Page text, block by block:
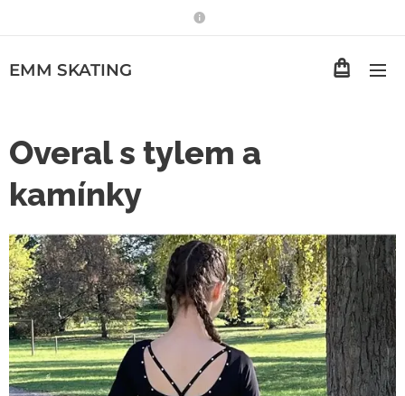
EMM SKATING
Overal s tylem a
kamínky